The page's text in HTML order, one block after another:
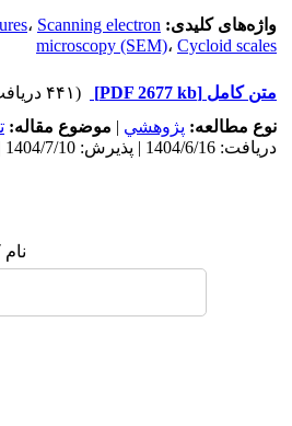
واژه‌های کلیدی: ، Scanning electron
microscopy (SEM)، Cycloid scales
متن کامل [PDF 2677 kb]
(۴۴۱ دریافت)
نوع مطالعه: پژوهشي | موضوع مقاله:
دریافت: 1404/6/16 | پذیرش: 1404/7/10 | انتشار: 1404/6/16